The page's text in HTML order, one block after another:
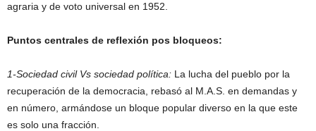
agraria y de voto universal en 1952.
Puntos centrales de reflexión pos bloqueos:
1-Sociedad civil Vs sociedad política: La lucha del pueblo por la
recuperación de la democracia, rebasó al M.A.S. en demandas y
en número, armándose un bloque popular diverso en la que este
es solo una fracción.